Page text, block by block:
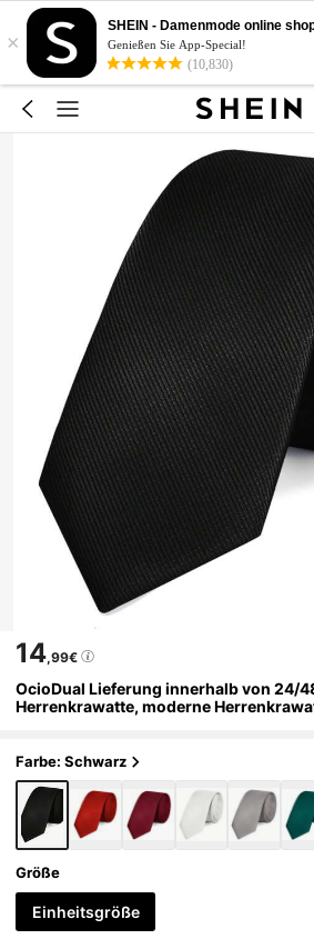
×
SHEIN - Damenmode online
Genießen Sie App-Special!
(10,830)
14,99€
OcioDual Lieferung innerhalb von 24/
Herrenkrawatte, moderne
n.
Farbe: Schwarz
Größe
Einheitsgröße